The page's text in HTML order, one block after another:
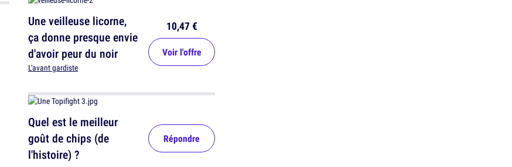
Une veilleuse licorne,
ça donne presque envie
d'avoir peur du noir
L'avant gardiste
10,47 €
Voir l'offre
Quel est le meilleur
goût de chips (de
l'histoire) ?
Répondre